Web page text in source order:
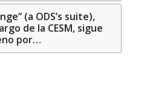
(a ODS’s suite),
de la CESM, sigue
por…